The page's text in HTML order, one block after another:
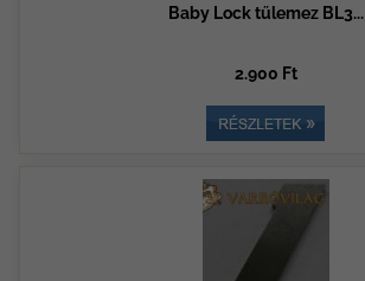
Baby Lock tűlemez BL3...
2.900 Ft